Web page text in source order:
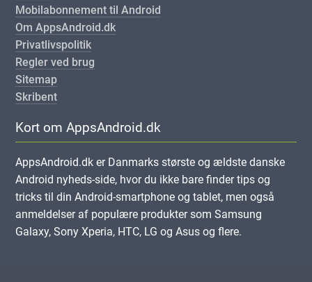
Mobilabonnement til Android
Om AppsAndroid.dk
Privatlivspolitik
Regler ved brug
Sitemap
Skribent
Kort om AppsAndroid.dk
AppsAndroid.dk er Danmarks største og ældste danske
Android nyheds-side, hvor du ikke bare finder tips og
tricks til din Android-smartphone og tablet, men også
anmeldelser af populære produkter som Samsung
Galaxy, Sony Xperia, HTC, LG og Asus og flere.